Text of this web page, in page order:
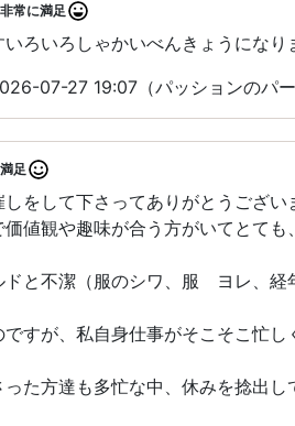
非常に満足
ろいろしゃかいべんきょうになり
07-27 19:07（パッションのパー
満足
をして下さってありがとうござ
値観や趣味が合う方がいてとても
ドと不潔（服のシワ、服 ヨレ、経
すが、私自身仕事がそこそこ忙
た方達も多忙な中、休みを捻出